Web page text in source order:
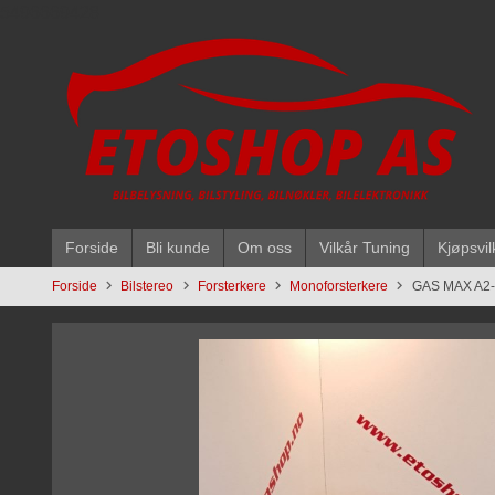
innholdet
Forside Bli kunde Om oss Vilkår Tuning
Forside Bilstereo Forsterkere Monoforsterkere GAS MAX